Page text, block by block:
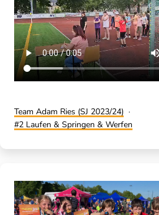
Kategorisiert
als
Team Adam Ries (SJ 2023/24)
Verschlagwortet
2 Laufen & Springen & Werfen